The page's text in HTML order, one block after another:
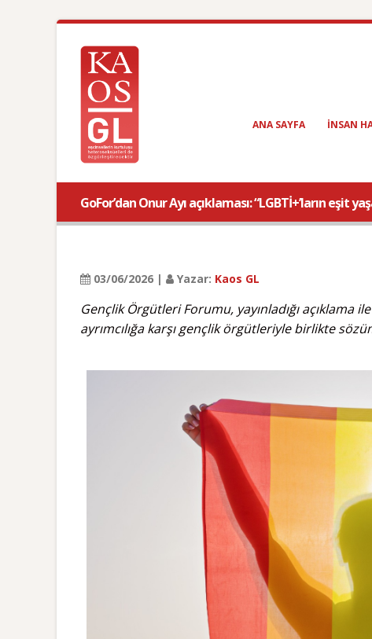
ANA SAYFA INSAN
GoFor’dan Onur Ayı açıklaması: “LGBTİ+’ların
03/06/2026 | Yazar: Kaos GL
Gençlik Örgütleri Forumu, yayınladığı açıklama
ayrımcılığa karşı gençlik örgütleriyle birlikte